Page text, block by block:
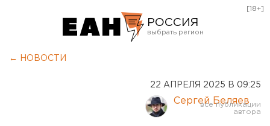
РОССИЯ
Курган
Оренбург
[18+]
← НОВОСТИ
22 АПРЕЛЯ 2025 В 09:25
Сергей Беляев